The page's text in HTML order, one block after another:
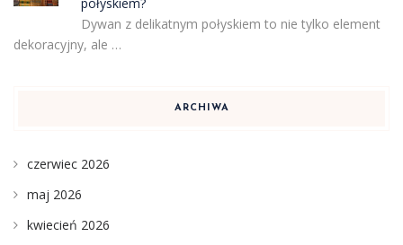
Dywan z delikatnym połyskiem to nie tylko element
dekoracyjny, ale …
ARCHIWA
czerwiec 2026
maj 2026
kwiecień 2026